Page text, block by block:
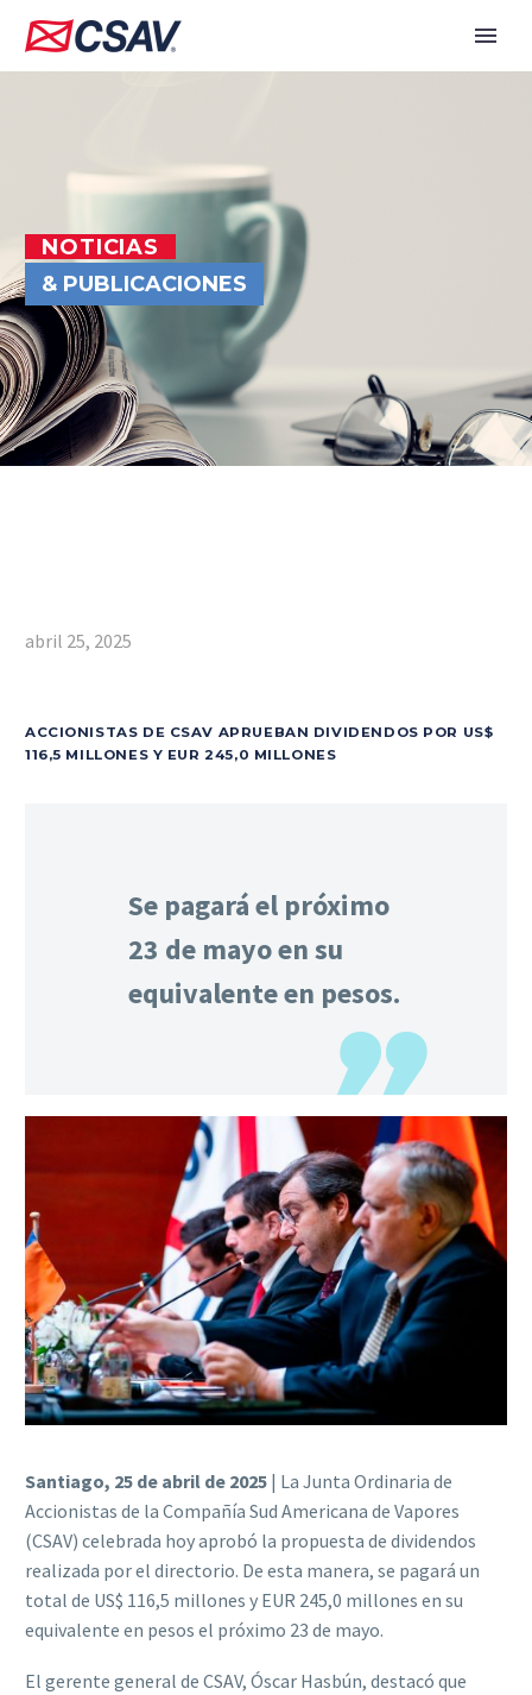
NOTICIAS
& PUBLICACIONES
abril 25, 2025
ACCIONISTAS DE CSAV APRUEBAN DIVIDENDOS POR US$
116,5 MILLONES Y EUR 245,0 MILLONES
Se pagará el próximo
23 de mayo en su
equivalente en pesos.
Santiago, 25 de abril de 2025 | La Junta Ordinaria de
Accionistas de la Compañía Sud Americana de Vapores
(CSAV) celebrada hoy aprobó la propuesta de dividendos
realizada por el directorio. De esta manera, se pagará un
total de US$ 116,5 millones y EUR 245,0 millones en su
equivalente en pesos el próximo 23 de mayo.
El gerente general de CSAV, Óscar Hasbún, destacó que